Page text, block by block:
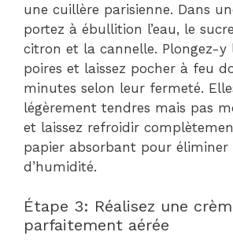
une cuillère parisienne. Dans
portez à ébullition l’eau, le
citron et la cannelle. Plongez-y
poires et laissez pocher à feu
minutes selon leur fermeté.
légèrement tendres mais pas
et laissez refroidir
papier absorbant pour éliminer
d’humidité.
Étape 3: Réalisez une
parfaitement aérée